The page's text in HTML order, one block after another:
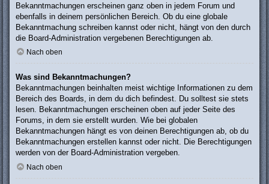
Bekanntmachungen erscheinen ganz oben in jedem Forum und
ebenfalls in deinem persönlichen Bereich. Ob du eine globale
Bekanntmachung schreiben kannst oder nicht, hängt von den durch
die Board-Administration vergebenen Berechtigungen ab.
Nach oben
Was sind Bekanntmachungen?
Bekanntmachungen beinhalten meist wichtige Informationen zu dem
Bereich des Boards, in dem du dich befindest. Du solltest sie stets
lesen. Bekanntmachungen erscheinen oben auf jeder Seite des
Forums, in dem sie erstellt wurden. Wie bei globalen
Bekanntmachungen hängt es von deinen Berechtigungen ab, ob du
Bekanntmachungen erstellen kannst oder nicht. Die Berechtigungen
werden von der Board-Administration vergeben.
Nach oben